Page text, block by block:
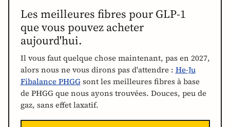
Les meilleures fibres pour GLP-1
que vous pouvez acheter
aujourd'hui.
Il vous faut quelque chose maintenant, pas en 2027,
alors nous ne vous dirons pas d'attendre : He-Ju
Fibalance PHGGsont les meilleures fibres à base
de PHGG que nous ayons trouvées. Douces, peu de
gaz, sans effet laxatif.